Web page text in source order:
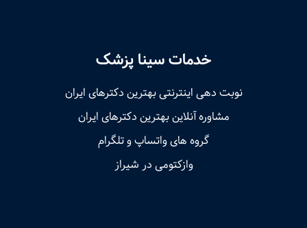
خدمات سینا پزشک
نوبت‌ دهی اینترنتی بهترین دکترهای ایران
مشاوره آنلاین بهترین دکترهای ایران
گروه های واتساپ و تلگرام
وازکتومی در شیراز